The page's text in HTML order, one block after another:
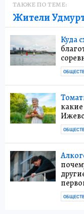
ТАКЖЕ ПО ТЕМЕ:
Жители
Куда